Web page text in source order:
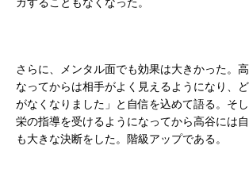
さらに、メンタル面でも効果は大きかった。
なってからは相手がよく見えるようになり、
がなくなりました」と自信を込めて語る。そ
栄の指導を受けるようになってから高谷には
も大きな決断をした。階級アップである。